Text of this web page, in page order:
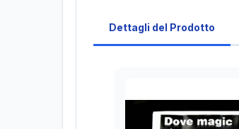
Dettagli del Prodotto